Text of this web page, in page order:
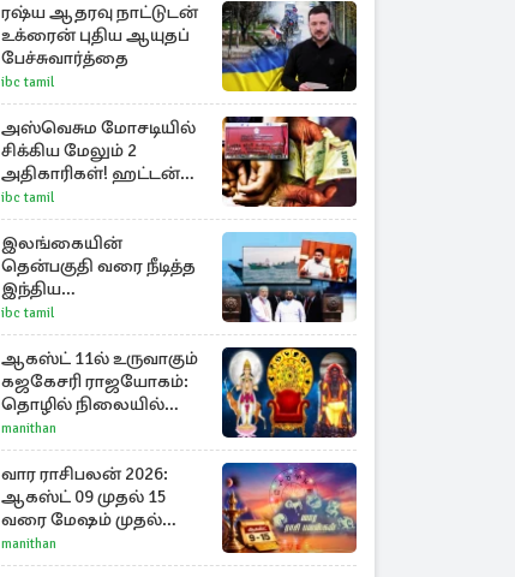
ரஷ்ய ஆதரவு நாட்டுடன்
உக்ரைன் புதிய ஆயுதப்
பேச்சுவார்த்தை
ibc tamil
அஸ்வெசும மோசடியில்
சிக்கிய மேலும் 2
அதிகாரிகள்! ஹட்டன்
கல்வி வலயத்தைச்
சேர்ந்த 6 ஆசிரியர்கள்
குறித்து விசாரணை
ibc tamil
இலங்கையின்
தென்பகுதி வரை நீடித்த
இந்திய
கடற்றொழிலாளர்களின்
ஊடுருவல்
ibc tamil
ஆகஸ்ட் 11ல் உருவாகும்
கஜகேசரி ராஜயோகம்:
தொழில் நிலையில்
அதிர்ஷ்டம் பெறும் 3
ராசிகள்!
manithan
வார ராசிபலன் 2026:
ஆகஸ்ட் 09 முதல் 15
வரை மேஷம் முதல்
மீனம் வரை முழு
பலன்கள்
manithan